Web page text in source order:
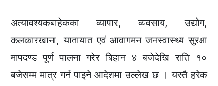
अत्यावश्यकबाहेकका व्यापार, व्यवसाय, उद्योग,
कलकारखाना, यातायात एवं आवागमन जनस्वास्थ्य सुरक्षा
मापदण्ड पूर्ण पालना गरेर बिहान ४ बजेदेखि राति १०
बजेसम्म मात्र गर्न पाइने आदेशमा उल्लेख छ । यस्तै हरेक